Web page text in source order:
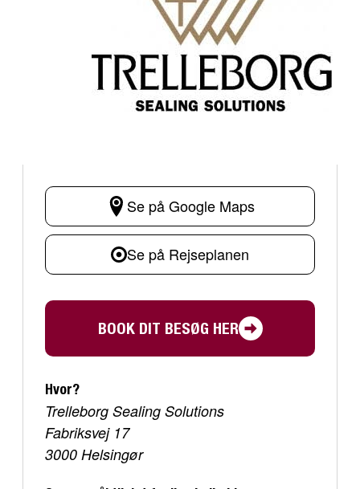
Se på Google Maps
Se på Rejseplanen
BOOK DIT BESØG HER
Hvor?
Trelleborg Sealing Solutions
Fabriksvej 17
3000 Helsingør